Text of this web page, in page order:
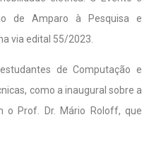
de Amparo à Pesquisa e
via edital 55/2023.
de Computação e
como a inaugural sobre a
o Prof. Dr. Mário Roloff, que